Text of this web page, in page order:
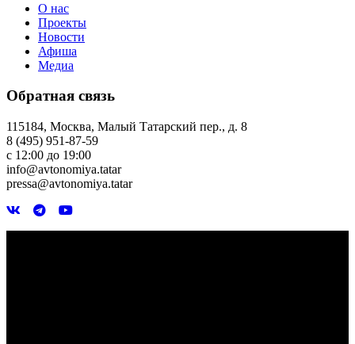
О нас
Проекты
Новости
Афиша
Медиа
Обратная связь
115184, Москва, Малый Татарский пер., д. 8
8 (495) 951-87-59
с 12:00 до 19:00
info@avtonomiya.tatar
pressa@avtonomiya.tatar